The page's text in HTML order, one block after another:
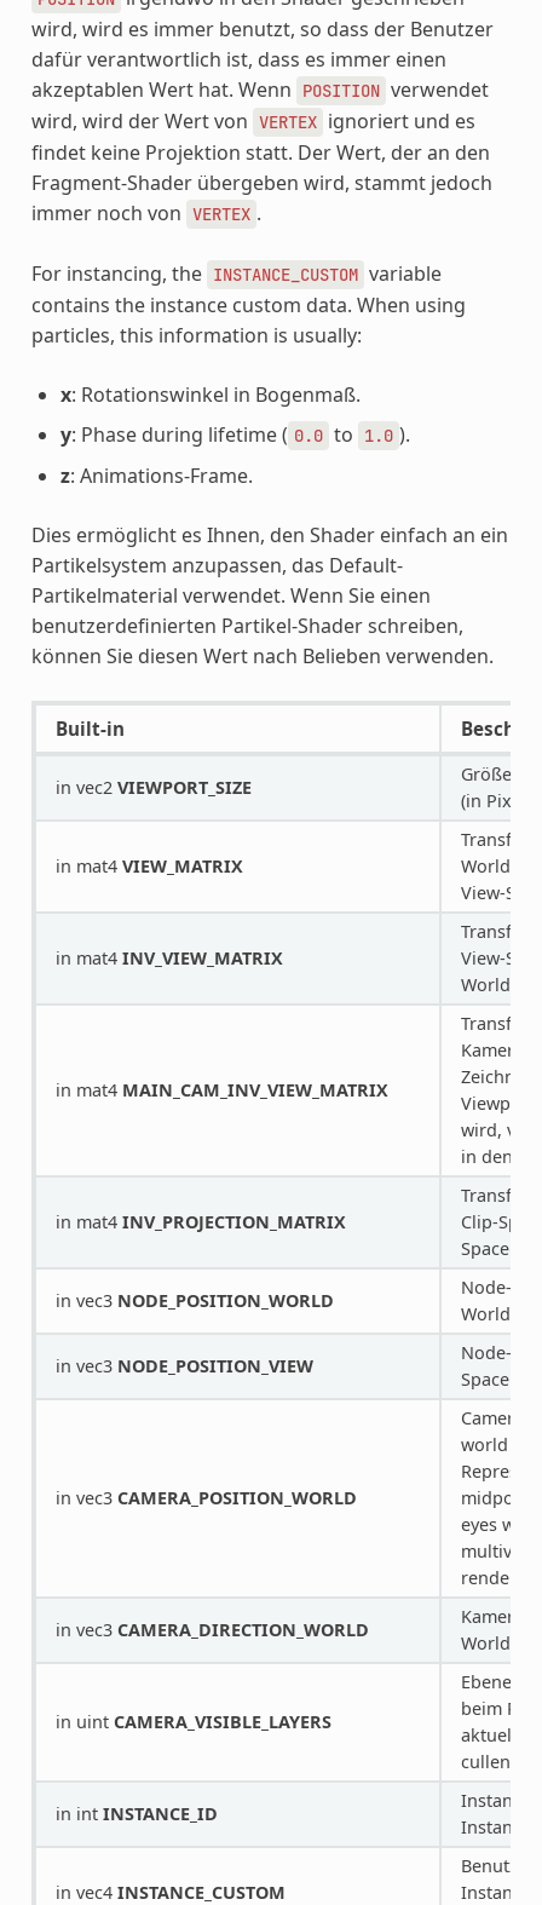
wird, wird es immer benutzt, so dass der Benutzer
dafür verantwortlich ist, dass es immer einen
akzeptablen Wert hat. Wenn
POSITION verwendet
wird, wird der Wert von VERTEX ignoriert und es
findet keine Projektion statt. Der Wert, der an den
Fragment-Shader übergeben wird, stammt jedoch
immer noch von VERTEX .
For instancing, the INSTANCE_CUSTOM variable
contains the instance custom data. When using
particles, this information is usually:
x: Rotationswinkel in Bogenmaß.
y: Phase during lifetime ( 0.0 to 1.0 ).
z: Animations-Frame.
Dies ermöglicht es Ihnen, den Shader einfach an ein
Partikelsystem anzupassen, das Default-
Partikelmaterial verwendet. Wenn Sie einen
benutzerdefinierten Partikel-Shader schreiben,
können Sie diesen Wert nach Belieben verwenden.
Built-in
in vec2 VIEWPORT_SIZE
Größe
(in
in mat4 VIEW_MATRIX
World-
View-
in mat4 INV_VIEW_MATRIX
View-
World-
in mat4 MAIN_CAM_INV_VIEW_MATRIX
Kamera,
wird,
in den
in mat4 INV_PROJECTION_MATRIX
Clip-
Space.
in vec3 NODE_POSITION_WORLD
Node-
World-
in vec3 NODE_POSITION_VIEW
Node-
Space.
in vec3 CAMERA_POSITION_WORLD
Camera
world
midpoint
eyes
in vec3 CAMERA_DIRECTION_WORLD
Kamera-
World-
in uint CAMERA_VISIBLE_LAYERS
Ebenen
beim
cullen.
in int INSTANCE_ID
Instanz-
in vec4 INSTANCE_CUSTOM